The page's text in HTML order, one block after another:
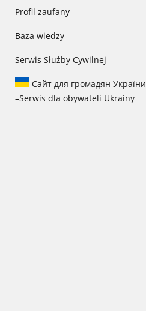
Profil zaufany
Baza wiedzy
Serwis Służby Cywilnej
Сайт для громадян України
–Serwis dla obywateli Ukrainy